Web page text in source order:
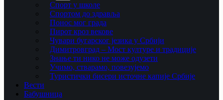
Спорт у школе
Спортом до здравља
Понос мог града
Пирот кроз векове
Чувари бугарског језика у Србији
Димитровград – Мост културе и традиције
Знање ти нико не може одузети
Учимо, стварамо, повезујемо
Туристички бисери источне капије Србије
Вести
Бабушница